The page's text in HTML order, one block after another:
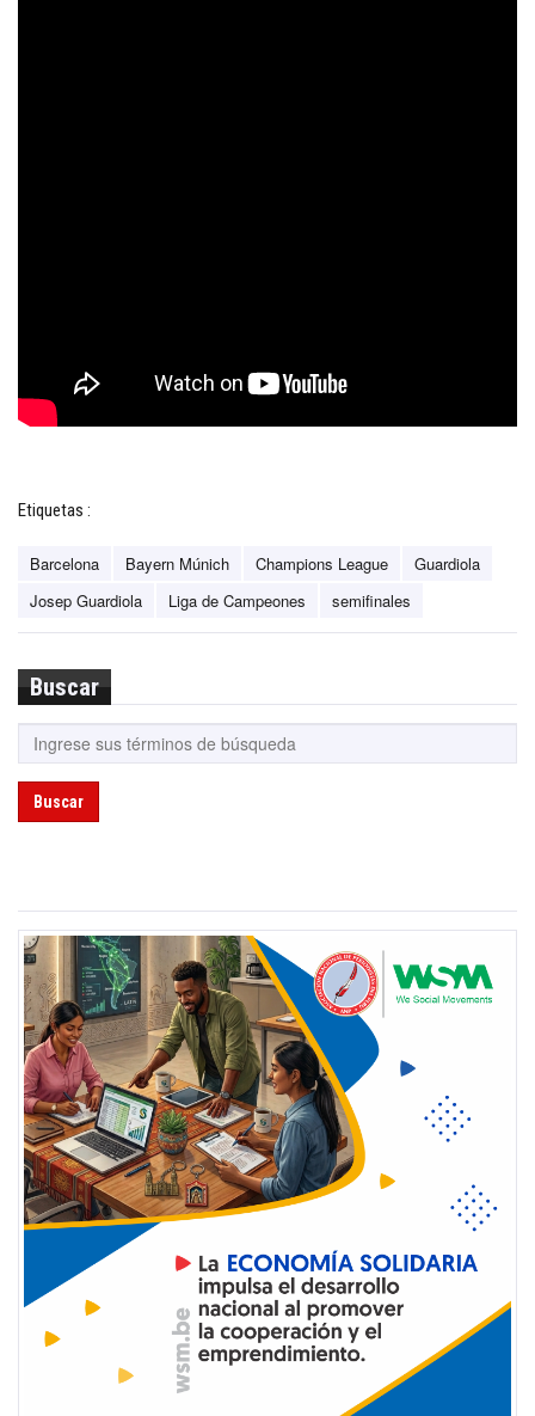
Etiquetas :
Barcelona Bayern Múnich Champions League
Guardiola
Josep Guardiola
Liga de Campeones semifinales
Buscar
Buscar